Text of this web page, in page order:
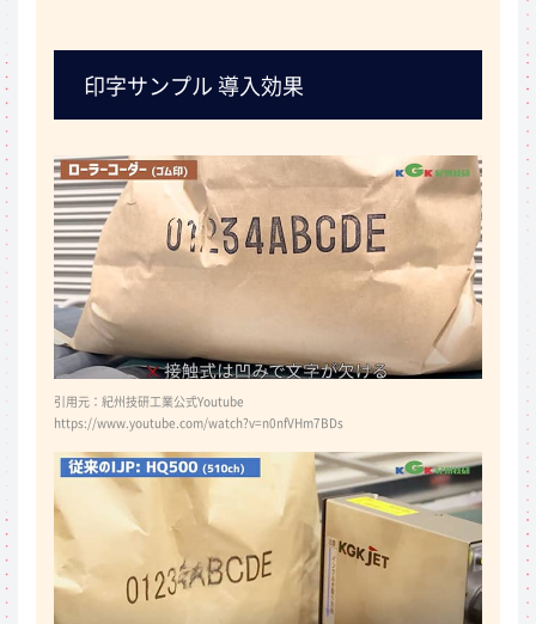
印字サンプル 導入効果
引用元：紀州技研工業公式Youtube
https://www.youtube.com/watch?v=n0nfVHm7BDs